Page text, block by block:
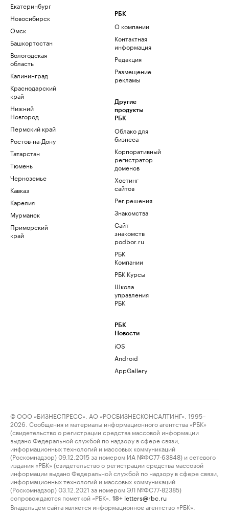
Екатеринбург
Новосибирск
Омск
Башкортостан
Вологодская
область
Калининград
Краснодарский
край
Нижний
Новгород
Пермский край
Ростов-на-Дону
Татарстан
Тюмень
Черноземье
Кавказ
Карелия
Мурманск
Приморский
край
РБК
О компании
Контактная
информация
Редакция
Размещение
рекламы
Другие
продукты
РБК
Облако для
бизнеса
Корпоративный
регистратор
доменов
Хостинг
сайтов
Рег.решения
Знакомства
Сайт
знакомств
podbor.ru
РБК
Компании
РБК Курсы
Школа
управления
РБК
РБК
Новости
iOS
Android
AppGallery
© ООО «БИЗНЕСПРЕСС», АО «РОСБИЗНЕСКОНСАЛТИНГ», 1995–
2026. Сообщения и материалы информационного агентства «РБК»
(свидетельство о регистрации средства массовой информации
выдано Федеральной службой по надзору в сфере связи,
информационных технологий и массовых коммуникаций
(Роскомнадзор) 09.12.2015 за номером ИА №ФС77-63848) и сетевого
издания «РБК» (свидетельство о регистрации средства массовой
информации выдано Федеральной службой по надзору в сфере связи,
информационных технологий и массовых коммуникаций
(Роскомнадзор) 03.12.2021 за номером ЭЛ №ФС77-82385)
сопровождаются пометкой «РБК».
18+ letters@rbc.ru
Владельцем сайта является информационное агентство «РБК».